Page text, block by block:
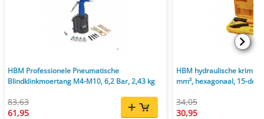
HBM Professionele Pneumatische
Blindklinkmoertang M4-M10, 6,2 Bar, 2,43 kg
83,63
61,95
HBM hydraulische
mm², hexagonaal, 15-
34,05
30,95